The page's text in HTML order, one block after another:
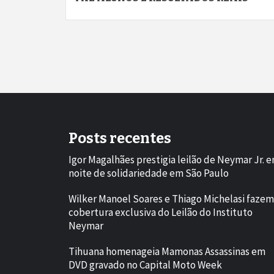
Posts recentes
Igor Magalhães prestigia leilão de Neymar Jr.
noite de solidariedade em São Paulo
Wilker Manoel Soares e Thiago Michelasi fazem
cobertura exclusiva do Leilão do Instituto
Neymar
Tihuana homenageia Mamonas Assassinas em
DVD gravado no Capital Moto Week